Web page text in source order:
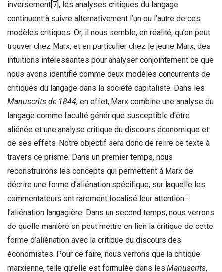
inversement [7] , les analyses critiques du langage
continuent à suivre alternativement l’un ou l’autre de ces
modèles critiques. Or, il nous semble, en réalité, qu’on peut
trouver chez Marx, et en particulier chez le jeune Marx, des
intuitions intéressantes pour analyser conjointement ce que
nous avons identifié comme deux modèles concurrents de
critiques du langage dans la société capitaliste. Dans les
Manuscrits de 1844, en effet, Marx combine une analyse du
langage comme faculté générique susceptible d’être
aliénée et une analyse critique du discours économique et
de ses effets. Notre objectif sera donc de relire ce texte à
travers ce prisme. Dans un premier temps, nous
reconstruirons les concepts qui permettent à Marx de
décrire une forme d’aliénation spécifique, sur laquelle les
commentateurs ont rarement focalisé leur attention :
l’aliénation langagière. Dans un second temps, nous verrons
de quelle manière on peut mettre en lien la critique de cette
forme d’aliénation avec la critique du discours des
économistes. Pour ce faire, nous verrons que la critique
marxienne, telle qu’elle est formulée dans les Manuscrits,